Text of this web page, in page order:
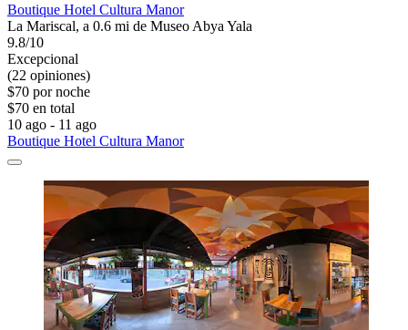
Boutique Hotel Cultura Manor
La Mariscal, a 0.6 mi de Museo Abya Yala
9.8/10
Excepcional
(22 opiniones)
$70 por noche
$70 en total
10 ago - 11 ago
Boutique Hotel Cultura Manor